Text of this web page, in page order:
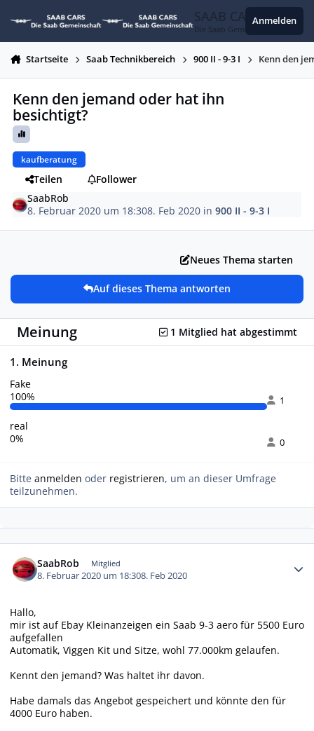
SAAB CARS
Die Saab Gemeinschaft
Anmelden
Startseite Saab Technikbereich 900 II - 9-3 I Kenn den
Kenn den jemand oder hat ihn
besichtigt?
kaufberatung
Teilen
Follower
SaabRob
8. Februar 2020 um 18:308. Feb 2020 in900 II - 9-3 I
Neues Thema starten
Auf dieses Thema antworten
Meinung 1 Mitglied hat abgestimmt
1. Meinung
Fake
100%
1
real
0%
0
Bitte anmelden oder registrieren, um an dieser Umfrage
teilzunehmen.
SaabRob Mitglied
8. Februar 2020 um 18:308. Feb 2020
Hallo,
mir ist auf Ebay Kleinanzeigen ein Saab 9-3 aero für 5500 Euro
aufgefallen
Automatik, Viggen Kit und Sitze, wohl 77.000km gelaufen.
Kennt den jemand? Was haltet ihr davon.
Habe damals das Angebot gespeichert und könnte den für
4000 Euro haben.